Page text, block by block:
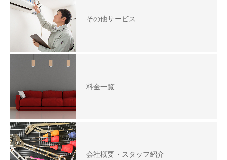
その他サービス
料金一覧
会社概要・スタッフ紹介